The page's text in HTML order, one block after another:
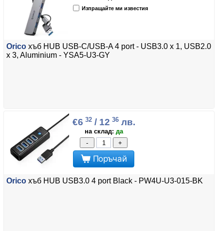
Изпращайте ми известия
Orico хъб HUB USB-C/USB-A 4 port - USB3.0 x 1, USB2.0
x 3, Aluminium - YSA5-U3-GY
€6 32/ 12 36лв.
на склад: да
-
+
Поръчай
Orico хъб HUB USB3.0 4 port Black - PW4U-U3-015-BK